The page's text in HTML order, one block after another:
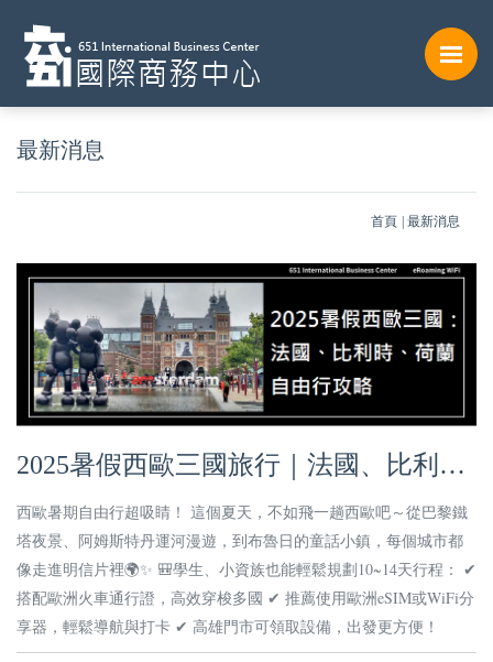
最新消息
首頁 最新消息
2025暑假西歐三國旅行｜法國、比利
時、荷蘭自由行攻略
西歐暑期自由行超吸睛！ 這個夏天，不如飛一趟西歐吧～從巴黎鐵
塔夜景、阿姆斯特丹運河漫遊，到布魯日的童話小鎮，每個城市都
像走進明信片裡🌍✨ 🎒學生、小資族也能輕鬆規劃10~14天行程： ✔
搭配歐洲火車通行證，高效穿梭多國 ✔ 推薦使用歐洲eSIM或WiFi分
享器，輕鬆導航與打卡 ✔ 高雄門市可領取設備，出發更方便！